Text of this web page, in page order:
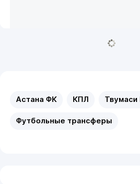
Астана ФК КПЛ Твумаси
Футбольные трансферы